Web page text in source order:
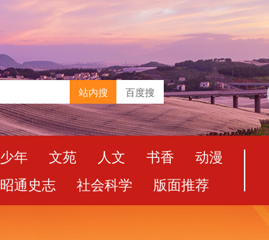
站内搜 百度搜
少年 文苑 人文 书香
动漫
昭通史志
社会科学 版面推荐